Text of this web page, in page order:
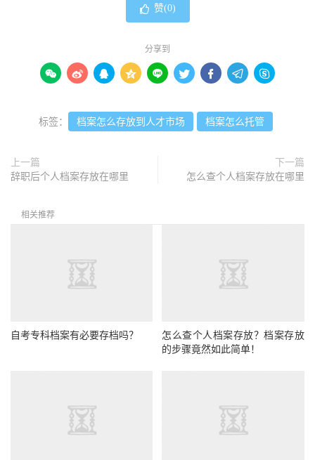
赞(0)
分享到
        
标签： 档案怎么存放到人才市场 档案怎么托管
上一篇
辞职后个人档案存放在哪里
下一篇
怎么查个人档案存放在哪里
相关推荐
自考专科档案有必要存档吗？
怎么查个人档案存放？档案存放
的步骤竟然如此简单！